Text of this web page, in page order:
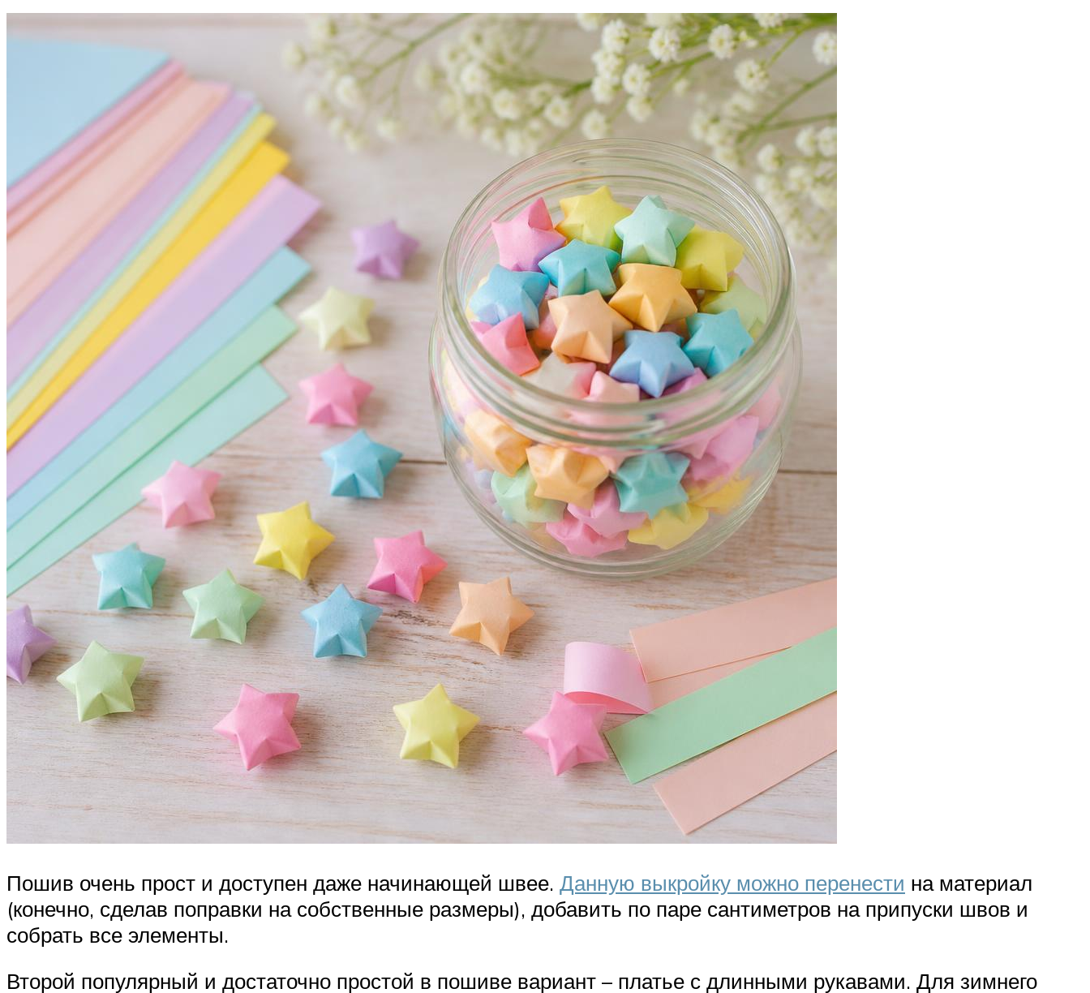
Пошив очень прост и доступен даже начинающей швее. Данную выкройку можно перенести на материал
(конечно, сделав поправки на собственные размеры), добавить по паре сантиметров на припуски швов и
собрать все элементы.
Второй популярный и достаточно простой в пошиве вариант – платье с длинными рукавами. Для зимнего